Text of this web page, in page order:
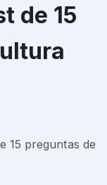
de 15
15 preguntas de